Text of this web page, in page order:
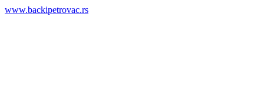
www.backipetrovac.rs